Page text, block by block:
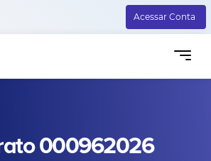
Acessar Conta
000962026